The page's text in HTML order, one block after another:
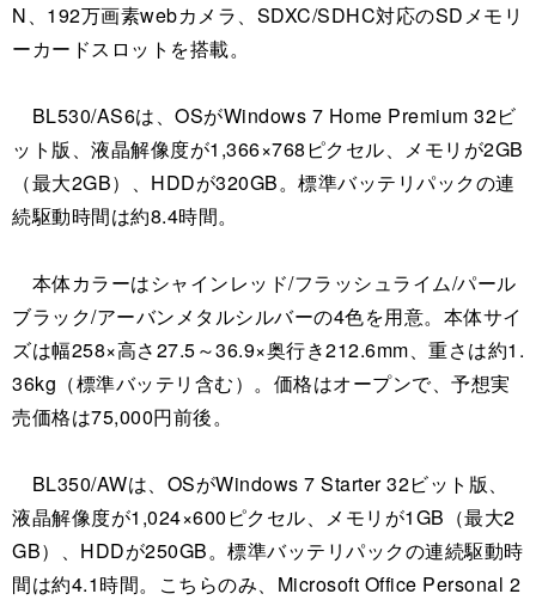
N、192万画素webカメラ、SDXC/SDHC対応のSDメモリ
ーカードスロットを搭載。
BL530/AS6は、OSがWindows 7 Home Premium 32ビ
ット版、液晶解像度が1,366×768ピクセル、メモリが2GB
（最大2GB）、HDDが320GB。標準バッテリパックの連
続駆動時間は約8.4時間。
本体カラーはシャインレッド/フラッシュライム/パール
ブラック/アーバンメタルシルバーの4色を用意。本体サイ
ズは幅258×高さ27.5～36.9×奥行き212.6mm、重さは約1.
36kg（標準バッテリ含む）。価格はオープンで、予想実
売価格は75,000円前後。
BL350/AWは、OSがWindows 7 Starter 32ビット版、
液晶解像度が1,024×600ピクセル、メモリが1GB（最大2
GB）、HDDが250GB。標準バッテリパックの連続駆動時
間は約4.1時間。こちらのみ、Microsoft Office Personal 2